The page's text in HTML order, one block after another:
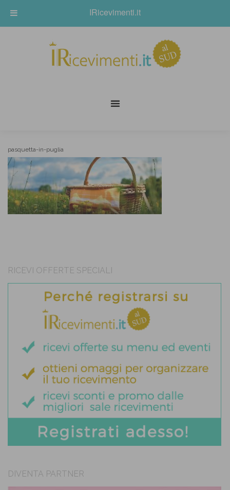
pasquetta-in-puglia
RICEVI OFFERTE SPECIALI
DIVENTA PARTNER
IRicevimenti.it